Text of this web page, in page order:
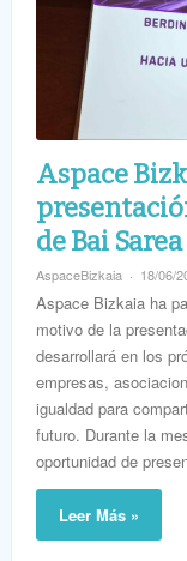
Aspace
de Bai Sarea
AspaceBizkaia 18/06/
Aspace Bizkaia ha
motivo de la
desarrollará en los
empresas,
igualdad para
futuro. Durante la
oportunidad de
Leer Más »